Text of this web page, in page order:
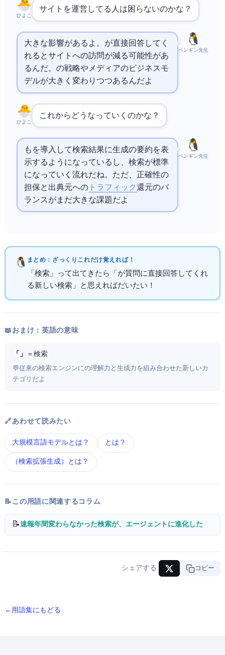
ひよこ
Webサイトを運営してる人は困らないのかな？
ペンギン先生
大きな影響があるよ。AIが直接回答してく
れるとWebサイトへの訪問が減る可能性があ
るんだ。 の戦略やWebメディアのビジネスモ
デルが大きく変わりつつあるんだよ
ひよこ
これからどうなっていくのかな？
ペンギン先生
も を導入して検索結果にAI生成の要約を表
示するようになっているし、AI検索が標準
になっていく流れだね。ただ、正確性の
担保と出典元へのトラフィック還元のバ
ランスがまだ大きな課題だよ
まとめ：ざっくりこれだけ覚えればOK！
「AI検索」って出てきたら「AIが質問に直接回答してくれ
る新しい検索」と思えればだいたいOK！
📖 おまけ：英語の意味
「AI Search」 ＝ AI検索
💬 従来の検索エンジンにAIの理解力と生成力を組み合わせた新しいカ
テゴリだよ
🔗 あわせて読みたい
大規模言語モデル とは？ Perplexity AI とは？
RAG（検索拡張生成） とは？
📝 この用語に関連するコラム
📝Google I/O 2026速報 — 25年間変わらなかった検索が、AIエージェントに進化した
シェアする URLコピー
← 用語集にもどる